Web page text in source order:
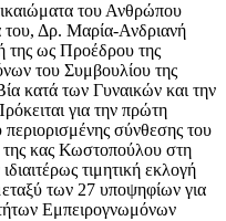
του Ανθρώπου
του, Δρ. Μαρία-Ανδριανή
της ως Προέδρου της
του Συμβουλίου της
κατά των Γυναικών και την
για την πρώτη
σύνθεσης του
κας Κωστοπούλου στη
τιμητική εκλογή
των 27 υποψηφίων για
Εμπειρογνωμόνων